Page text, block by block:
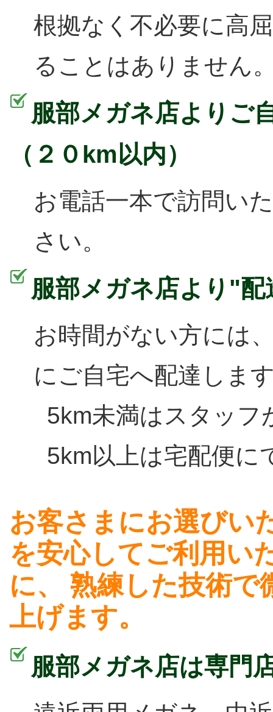
根拠なく不必要に高
ることはありません
服部メガネ店よりご
（２０km以内）
お電話一本で訪問い
さい。
服部メガネ店より"
お時間がない方には
にご自宅へ配達しま
5km未満はスタッフ
5km以上は宅配便に
お客さまにお選びい
を安心してご利用い
に、 熟練した技術
上げます。
服部メガネ店は専門